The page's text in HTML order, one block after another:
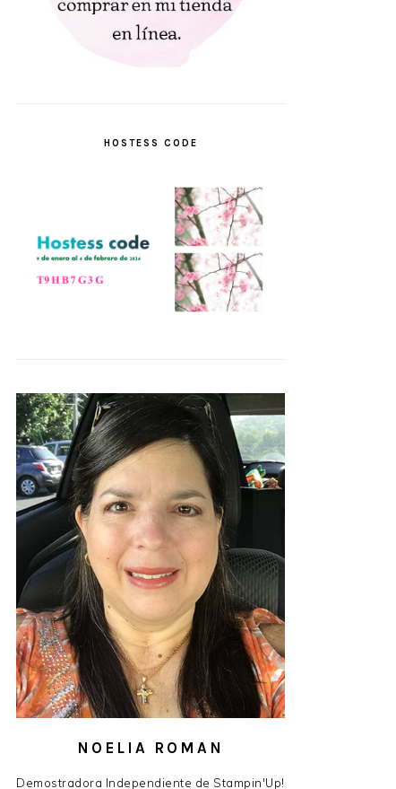
HOSTESS CODE
NOELIA ROMAN
Demostradora Independiente de Stampin'Up!